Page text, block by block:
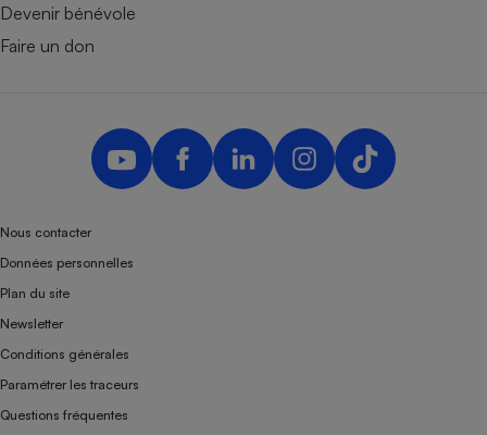
Devenir bénévole
Faire un don
Nous contacter
Données personnelles
Plan du site
Newsletter
Conditions générales
Paramétrer les traceurs
Questions fréquentes